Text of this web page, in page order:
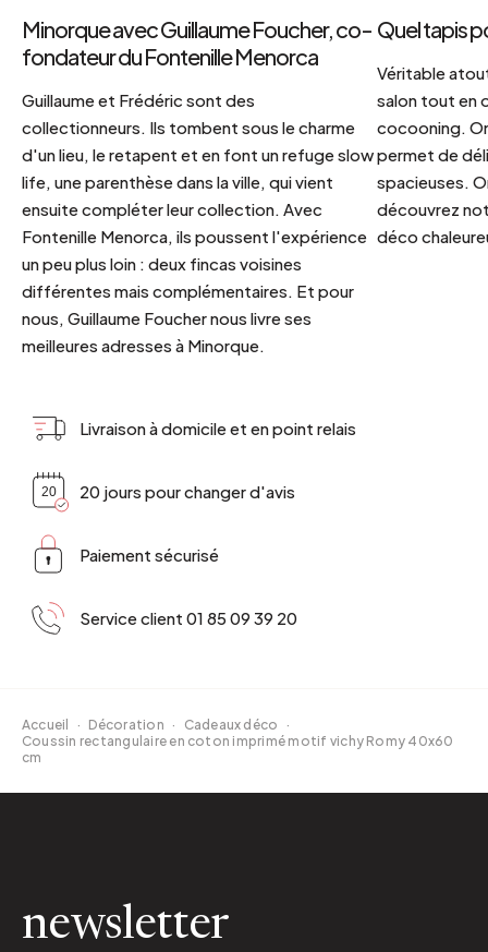
Minorque avec Guillaume Foucher, co-
fondateur du Fontenille Menorca
Guillaume et Frédéric sont des
collectionneurs. Ils tombent sous le charme
d'un lieu, le retapent et en font un refuge slow
life, une parenthèse dans la ville, qui vient
ensuite compléter leur collection. Avec
Fontenille Menorca, ils poussent l'expérience
un peu plus loin : deux fincas voisines
différentes mais complémentaires. Et pour
nous, Guillaume Foucher nous livre ses
meilleures adresses à Minorque.
Quel tapis
Véritable
salon tout en
cocooning.
permet de
spacieuses.
découvrez
déco
Livraison à domicile et en point relais
20 jours pour changer d'avis
Paiement sécurisé
Service client 01 85 09 39 20
Accueil · Décoration · Cadeaux déco
·
Coussin rectangulaire en coton imprimé motif vichy Romy 40x60
cm
newsletter